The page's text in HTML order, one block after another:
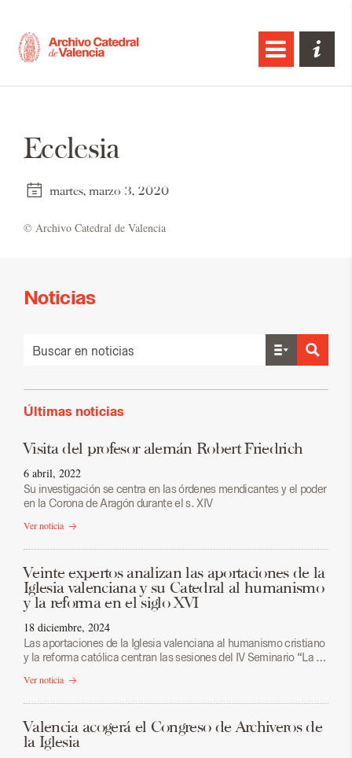
Ecclesia
martes, marzo 3, 2020
© Ar­chi­vo Ca­te­dral de Va­len­cia
Noticias
Últimas noticias
Visita del profesor alemán Robert Friedrich
6 abril, 2022
Su investigación se centra en las órdenes mendicantes y el poder
en la Corona de Aragón durante el s. XIV
Ver noticia
Veinte expertos analizan las aportaciones de la
Iglesia valenciana y su Catedral al humanismo
y la reforma en el siglo XVI
18 diciembre, 2024
Las aportaciones de la Iglesia valenciana al humanismo cristiano
y la reforma católica centran las sesiones del IV Seminario “La …
Ver noticia
Valencia acogerá el Congreso de Archiveros de
la Iglesia